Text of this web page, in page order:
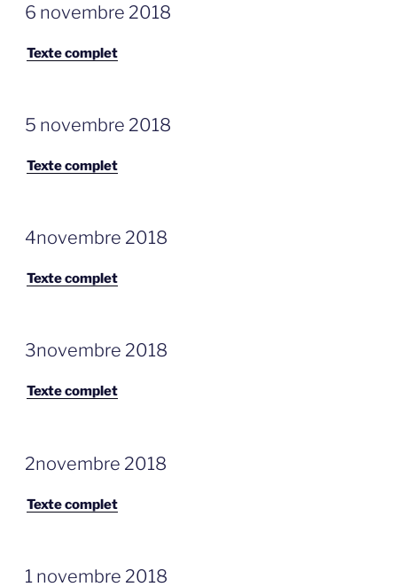
GEPLAATST
OP
6 novembre 2018
Texte complet
GEPLAATST
OP
5 novembre 2018
Texte complet
GEPLAATST
OP
4novembre 2018
Texte complet
GEPLAATST
OP
3novembre 2018
Texte complet
GEPLAATST
OP
2novembre 2018
Texte complet
GEPLAATST
OP
1 novembre 2018